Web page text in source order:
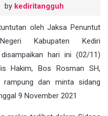
by kediritangguh
oleh Jaksa Penuntut
Kabupaten Kediri
hari ini (02/11)
Hakim, Bos Rosman SH,
dan minta sidang
9 November 2021